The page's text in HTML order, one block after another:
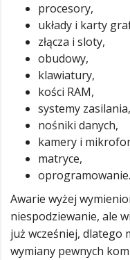
procesory,
układy i karty
złącza i sloty,
obudowy,
klawiatury,
kości RAM,
systemy zasilania,
nośniki danych,
kamery i
matryce,
oprogramowanie.
Awarie wyżej
niespodziewanie, ale
już wcześniej, dlatego
wymiany pewnych